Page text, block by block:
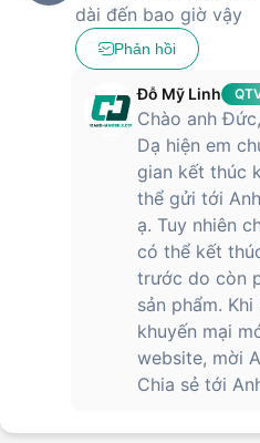
dài đến bao giờ vậy
Phản hồi
Đỗ Mỹ Linh
Chào anh Đức,
Dạ hiện em
gian kết thúc
thể gửi tới
ạ. Tuy nhiên
có thể kết
trước do còn
sản phẩm.
khuyến mại
website, mời
Chia sẻ tới